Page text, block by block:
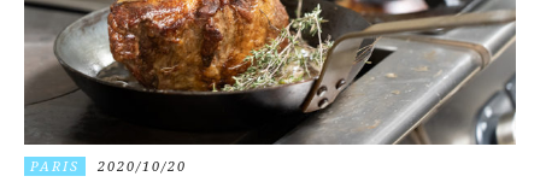
PARIS 2020/10/20